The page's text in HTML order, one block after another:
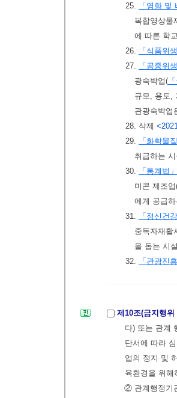
25.
「영화
복합영상물
에 따른 학
26.
「식품위
27.
「공중위
광숙박업(
규모, 용도,
관광숙박업
28. 삭제
29.
「화학물
취급하는
30.
「통계법」
미콘 제조
에게 공급
31.
「정신건
중독자재활
을 돕는 시
32.
「관광진
제10조(금지행
다) 또는 관계
단서에 따라
업의 정지 및
육환경을 위
② 관계행정기